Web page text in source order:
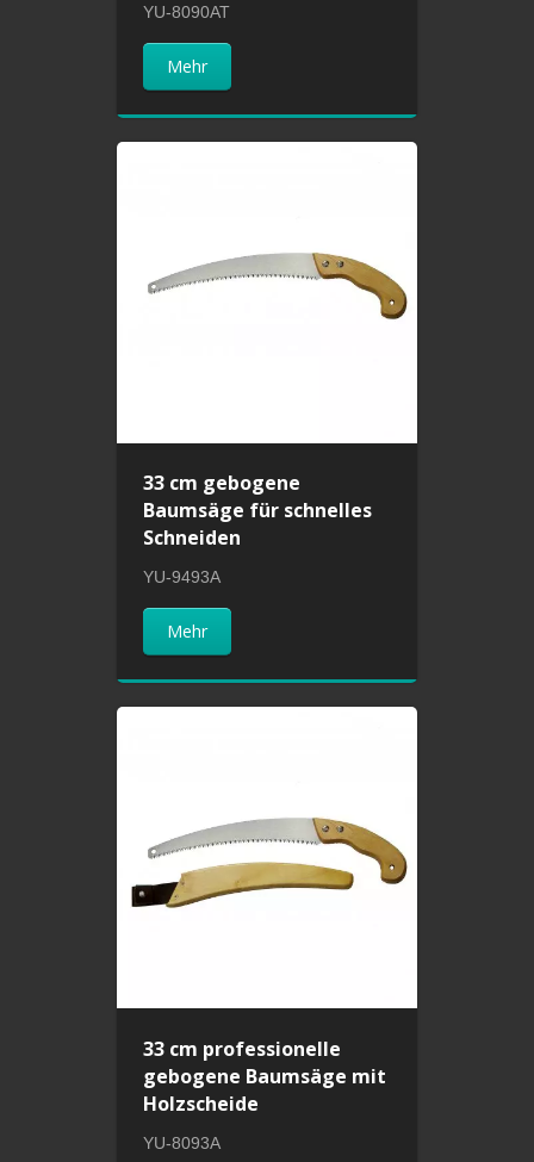
YU-8090AT
Mehr
33 cm gebogene
Baumsäge für schnelles
Schneiden
YU-9493A
Mehr
33 cm professionelle
gebogene Baumsäge mit
Holzscheide
YU-8093A